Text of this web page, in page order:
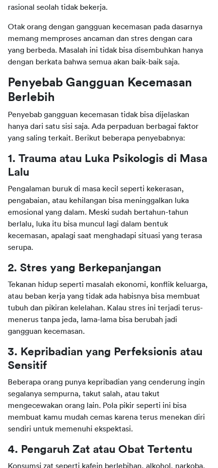
rasional seolah tidak bekerja.
Otak orang dengan gangguan kecemasan pada dasarnya
memang memproses ancaman dan stres dengan cara
yang berbeda. Masalah ini tidak bisa disembuhkan hanya
dengan berkata bahwa semua akan baik-baik saja.
Penyebab Gangguan Kecemasan
Berlebih
Penyebab gangguan kecemasan tidak bisa dijelaskan
hanya dari satu sisi saja. Ada perpaduan berbagai faktor
yang saling terkait. Berikut beberapa penyebabnya:
1. Trauma atau Luka Psikologis di Masa
Lalu
Pengalaman buruk di masa kecil seperti kekerasan,
pengabaian, atau kehilangan bisa meninggalkan luka
emosional yang dalam. Meski sudah bertahun-tahun
berlalu, luka itu bisa muncul lagi dalam bentuk
kecemasan, apalagi saat menghadapi situasi yang terasa
serupa.
2. Stres yang Berkepanjangan
Tekanan hidup seperti masalah ekonomi, konflik keluarga,
atau beban kerja yang tidak ada habisnya bisa membuat
tubuh dan pikiran kelelahan. Kalau stres ini terjadi terus-
menerus tanpa jeda, lama-lama bisa berubah jadi
gangguan kecemasan.
3. Kepribadian yang Perfeksionis atau
Sensitif
Beberapa orang punya kepribadian yang cenderung ingin
segalanya sempurna, takut salah, atau takut
mengecewakan orang lain. Pola pikir seperti ini bisa
membuat kamu mudah cemas karena terus menekan diri
sendiri untuk memenuhi ekspektasi.
4. Pengaruh Zat atau Obat Tertentu
Konsumsi zat seperti kafein berlebihan, alkohol, narkoba,